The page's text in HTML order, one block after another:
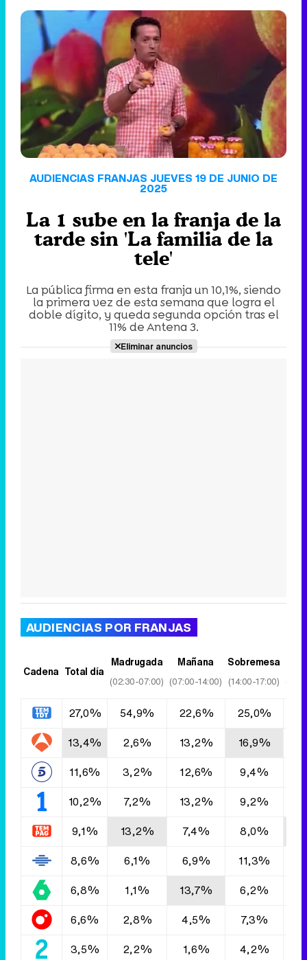
'120 Minutos' celebra sus 2.000 programas en Telemadrid con un vídeo del día a día en la redacción
Tráiler de '33 días', la nueva serie de Atresplayer con Julián Villagrán y José Manuel Poga
Tráiler en catalán de 'Ravalear', la nueva serie de HBO Max sobre los fondos buitre
Tráiler de la tercera temporada de 'The Walking Dead: Dead City' de AMC+
AUDIENCIAS FRANJAS JUEVES 19 DE JUNIO DE
2025
La 1 sube en la franja de la
tarde sin 'La familia de la
tele'
La pública firma en esta franja un 10,1%, siendo
la primera vez de esta semana que logra el
doble dígito, y queda segunda opción tras el
11% de Antena 3.
Eliminar anuncios
AUDIENCIAS POR FRANJAS
Cadena Total día
Madrugada
(02:30-07:00)
Mañana
(07:00-14:00)
Sobremesa
(14:00-17:00)
27,0% 54,9% 22,6% 25,0%
13,4%
2,6% 13,2% 16,9%
11,6%
3,2% 12,6% 9,4%
10,2%
7,2% 13,2% 9,2%
9,1%
13,2% 7,4% 8,0%
8,6%
6,1% 6,9% 11,3%
6,8%
1,1% 13,7% 6,2%
6,6%
2,8% 4,5% 7,3%
3,5%
2,2% 1,6% 4,2%